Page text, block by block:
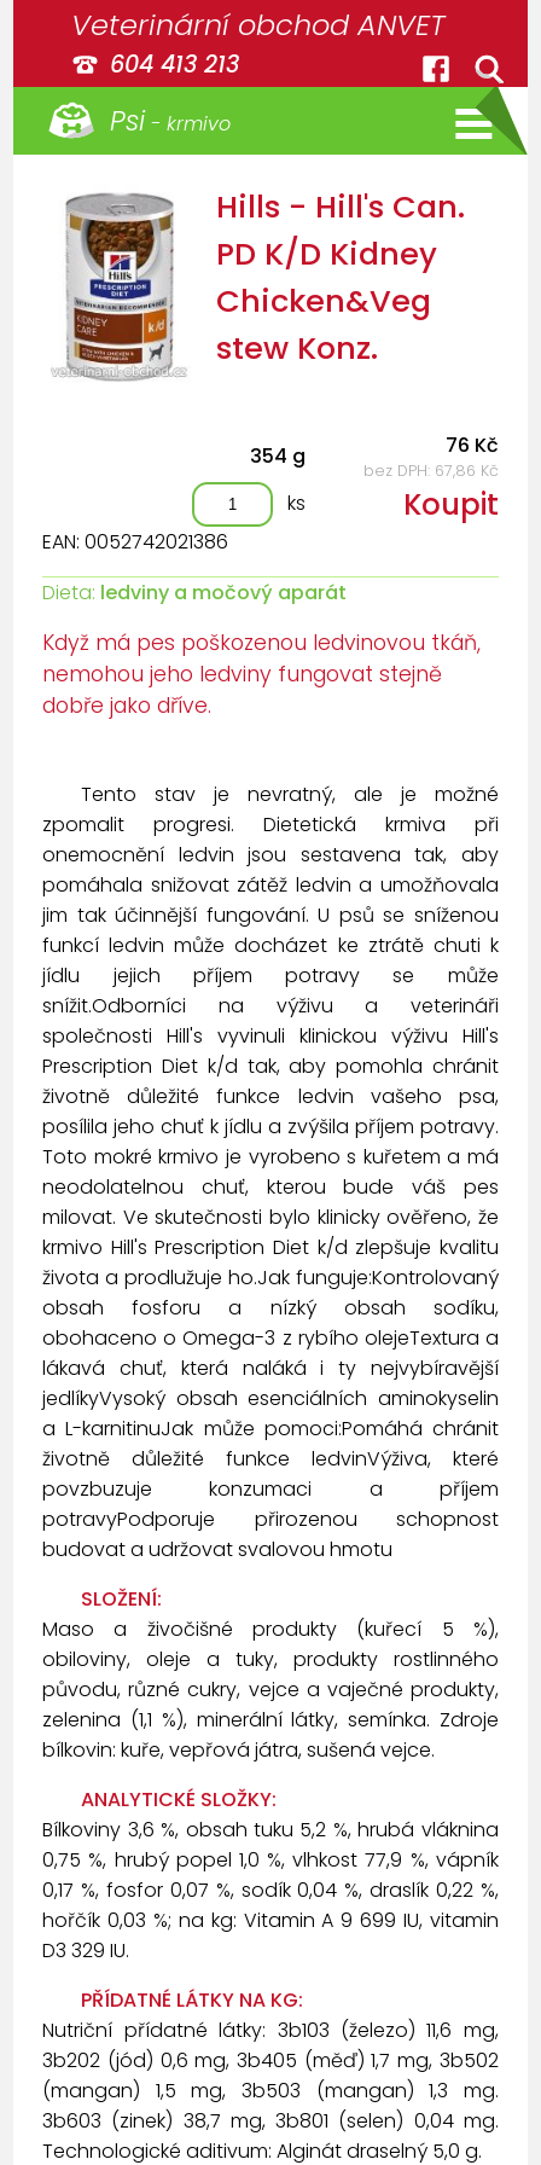
Veterinární obchod ANVET
604 413 213
Psi - krmivo
Hills - Hill's Can.
PD K/D Kidney
Chicken&Veg
stew Konz.
EAN: 0052742021386
354 g 76 Kč
bez DPH: 67,86 Kč
ks Koupit
Dieta: ledviny a močový aparát
Když má pes poškozenou ledvinovou tkáň,
nemohou jeho ledviny fungovat stejně
dobře jako dříve.
Tento stav je nevratný, ale je možné
zpomalit progresi. Dietetická krmiva při
onemocnění ledvin jsou sestavena tak, aby
pomáhala snižovat zátěž ledvin a umožňovala
jim tak účinnější fungování. U psů se sníženou
funkcí ledvin může docházet ke ztrátě chuti k
jídlu jejich příjem potravy se může
snížit.Odborníci na výživu a veterináři
společnosti Hill's vyvinuli klinickou výživu Hill's
Prescription Diet k/d tak, aby pomohla chránit
životně důležité funkce ledvin vašeho psa,
posílila jeho chuť k jídlu a zvýšila příjem potravy.
Toto mokré krmivo je vyrobeno s kuřetem a má
neodolatelnou chuť, kterou bude váš pes
milovat. Ve skutečnosti bylo klinicky ověřeno, že
krmivo Hill's Prescription Diet k/d zlepšuje kvalitu
života a prodlužuje ho.Jak funguje:Kontrolovaný
obsah fosforu a nízký obsah sodíku,
obohaceno o Omega-3 z rybího olejeTextura a
lákavá chuť, která naláká i ty nejvybíravější
jedlíkyVysoký obsah esenciálních aminokyselin
a L-karnitinuJak může pomoci:Pomáhá chránit
životně důležité funkce ledvinVýživa, které
povzbuzuje konzumaci a příjem
potravyPodporuje přirozenou schopnost
budovat a udržovat svalovou hmotu
SLOŽENÍ:
Maso a živočišné produkty (kuřecí 5 %),
obiloviny, oleje a tuky, produkty rostlinného
původu, různé cukry, vejce a vaječné produkty,
zelenina (1,1 %), minerální látky, semínka. Zdroje
bílkovin: kuře, vepřová játra, sušená vejce.
ANALYTICKÉ SLOŽKY:
Bílkoviny 3,6 %, obsah tuku 5,2 %, hrubá vláknina
0,75 %, hrubý popel 1,0 %, vlhkost 77,9 %, vápník
0,17 %, fosfor 0,07 %, sodík 0,04 %, draslík 0,22 %,
hořčík 0,03 %; na kg: Vitamin A 9 699 IU, vitamin
D3 329 IU.
PŘÍDATNÉ LÁTKY NA KG:
Nutriční přídatné látky: 3b103 (železo) 11,6 mg,
3b202 (jód) 0,6 mg, 3b405 (měď) 1,7 mg, 3b502
(mangan) 1,5 mg, 3b503 (mangan) 1,3 mg.
3b603 (zinek) 38,7 mg, 3b801 (selen) 0,04 mg.
Technologické aditivum: Alginát draselný 5,0 g.